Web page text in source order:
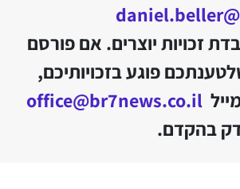
זכויות יוצרים. אם פורסם
פוגע בזכויותיכם,
office@br7news.co.il
בהקדם.